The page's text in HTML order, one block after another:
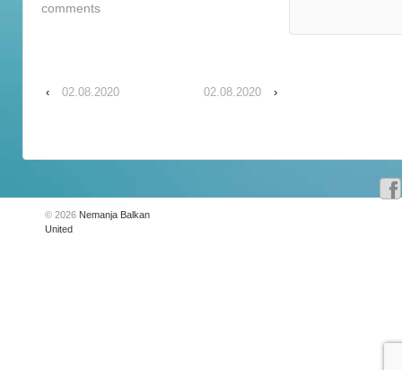
comments
‹ 02.08.2020 02.08.2020 ›
© 2026 Nemanja Balkan
United